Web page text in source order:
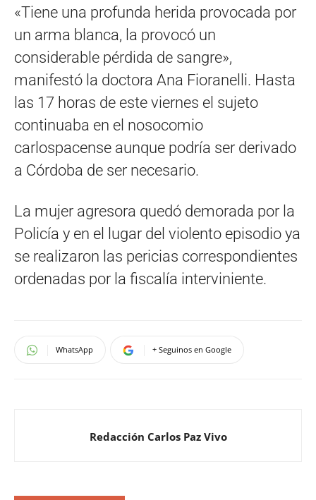
«Tiene una profunda herida provocada por
un arma blanca, la provocó un
considerable pérdida de sangre»,
manifestó la doctora Ana Fioranelli. Hasta
las 17 horas de este viernes el sujeto
continuaba en el nosocomio
carlospacense aunque podría ser derivado
a Córdoba de ser necesario.
La mujer agresora quedó demorada por la
Policía y en el lugar del violento episodio ya
se realizaron las pericias correspondientes
ordenadas por la fiscalía interviniente.
WhatsApp + Seguinos en Google
Redacción Carlos Paz Vivo